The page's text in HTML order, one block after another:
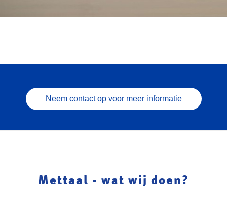
Neem contact op voor meer informatie
Mettaal - wat wij doen?